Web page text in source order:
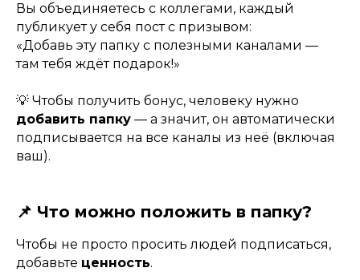
Вы объединяетесь с коллегами, каждый
публикует у себя пост с призывом:
«Добавь эту папку с полезными каналами —
там тебя ждёт подарок!»
💡 Чтобы получить бонус, человеку нужно
добавить папку — а значит, он автоматически
подписывается на все каналы из неё (включая
ваш).
📌 Что можно положить в папку?
Чтобы не просто просить людей подписаться,
добавьте ценность.